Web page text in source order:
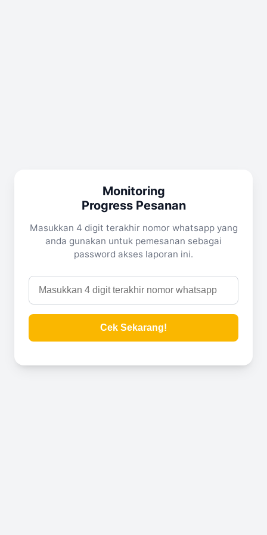
Monitoring
Progress Pesanan
Masukkan 4 digit terakhir nomor whatsapp yang
anda gunakan untuk pemesanan sebagai
password akses laporan ini.
Cek Sekarang!